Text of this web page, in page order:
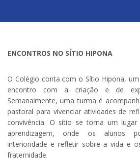
ENCONTROS NO SÍTIO HIPONA
O Colégio conta com o Sítio Hipona,
encontro com a criação e de
Semanalmente, uma turma é
pastoral para vivenciar atividades de
convivência. O sítio se torna um
aprendizagem, onde os alunos
interioridade e refletir sobre a vida e
fraternidade.